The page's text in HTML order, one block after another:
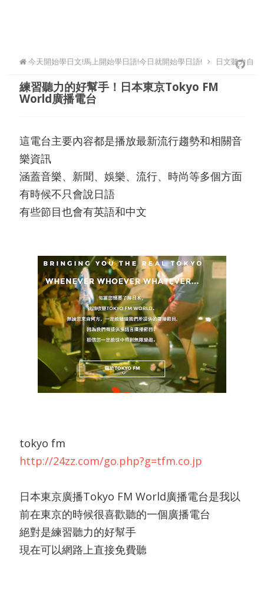
今天開始學日文!馬上開始學日語!今日就開始學日語! 日文聽力自
練習聽力的好幫手！日本東京Tokyo FM
World廣播電台
這電台主要內容都是播放最新流行趨勢和相關音
樂資訊
涵蓋音樂、新聞、娛樂、流行、時尚等多個方面
有時候不只會說日語
有些節目也會有英語和中文
tokyo fm
http://24zz.com/go.php?g=tfm.co.jp
日本東京廣播Tokyo FM World廣播電台是我以
前在東京的時候很喜歡聽的一個廣播電台
絕對是練習聽力的好幫手
現在可以網路上直接免費聽